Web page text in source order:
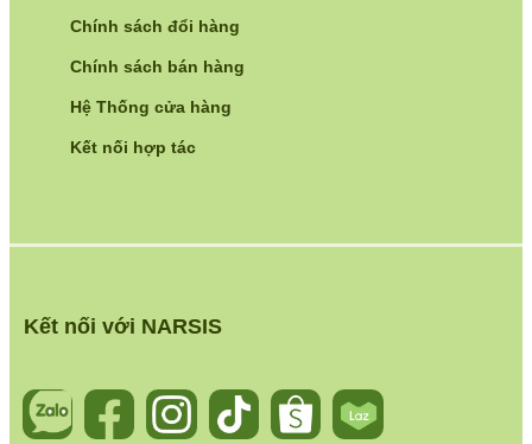
Kết nối với NARSIS
Chính sách đổi hàng
Chính sách bán hàng
Hệ Thống cửa hàng
Kết nối hợp tác